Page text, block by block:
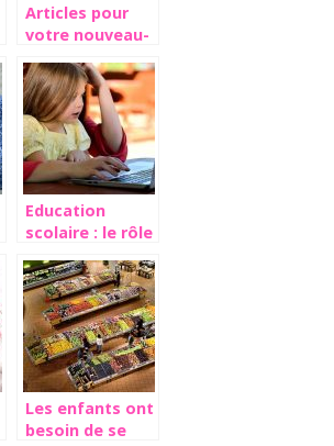
Articles pour
votre nouveau-
pas le
cocoonababy
Education
scolaire : le rôle
Les enfants ont
besoin de se